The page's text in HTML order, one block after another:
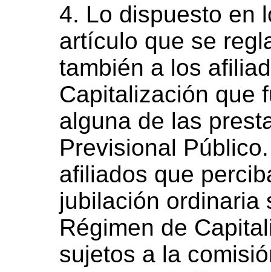
4. Lo dispuesto en
artículo que se
también a los
Capitalización que
alguna de las
Previsional
afiliados que
jubilación ordinaria
Régimen de
sujetos a la